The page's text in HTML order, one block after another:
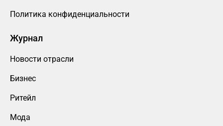
Политика конфиденциальности
Журнал
Новости отрасли
Бизнес
Ритейл
Мода